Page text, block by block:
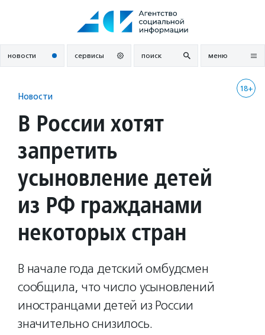
новости сервисы поиск меню
18+
Новости
В России хотят
запретить
усыновление детей
из РФ гражданами
некоторых стран
В начале года детский омбудсмен
сообщила, что число усыновлений
иностранцами детей из России
значительно снизилось.